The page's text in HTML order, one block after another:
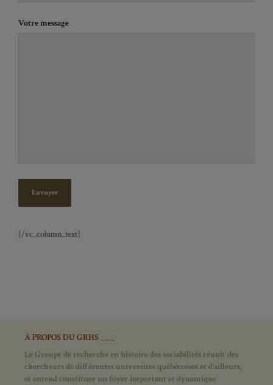
Votre message
[/vc_column_text]
À PROPOS DU GRHS ___
Le Groupe de recherche en histoire des sociabilités réunit des
chercheurs de différentes universités québécoises et d’ailleurs,
et entend constituer un foyer important et dynamique